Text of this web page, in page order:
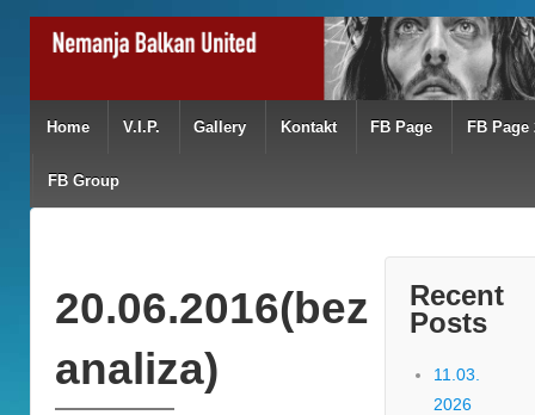
Home V.I.P. Gallery Kontakt FB Page FB Page
FB Group
20.06.2016(bez
analiza)
Recent
Posts
11.03.
2026